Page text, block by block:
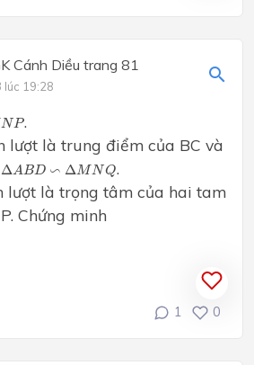
Cánh Diều trang 81
lúc 19:28
NP.
lượt là trung điểm của BC và
ΔABD ∽ ΔMN Q
Δ A BD∽ M NQ
.
lượt là trọng tâm của hai tam
Chứng minh
1 0